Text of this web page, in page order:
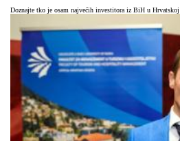
Doznajte tko je osam najvećih investitora iz BiH u Hrvatskoj